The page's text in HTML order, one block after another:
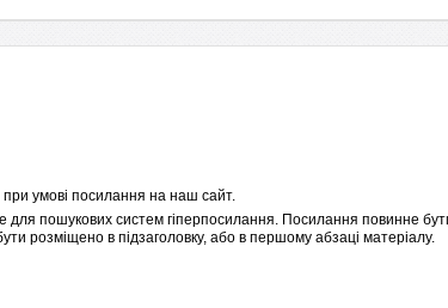
умові посилання на наш сайт.
для пошукових систем гіперпосилання. Посилання повинне
розміщено в підзаголовку, або в першому абзаці матеріалу.